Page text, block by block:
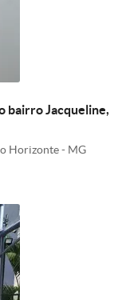
bairro Jacqueline,
Horizonte - MG